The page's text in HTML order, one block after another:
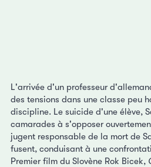
L'arrivée d'un professeur
des tensions dans une classe peu
discipline. Le suicide d'une élève,
camarades à s'opposer
jugent responsable de la mort de
fusent, conduisant à une
Premier film du Slovène Rok Bicek,